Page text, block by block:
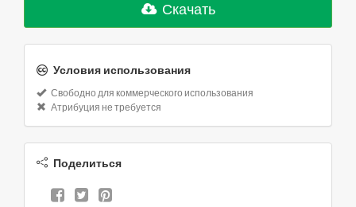
Скачать
Условия использования
Свободно для коммерческого использования
Атрибуция не требуется
Поделиться